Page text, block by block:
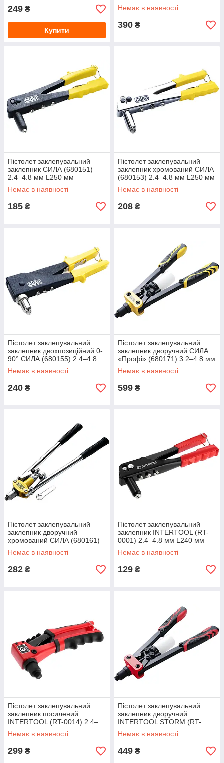
249 ₴
Купити
Немає в наявності
390 ₴
Пістолет заклепувальний
заклепник СИЛА (680151)
2.4–4.8 мм L250 мм
Немає в наявності
185 ₴
Пістолет заклепувальний
заклепник хромований СИЛА
(680153) 2.4–4.8 мм L250 мм
Немає в наявності
208 ₴
Пістолет заклепувальний
заклепник двохпозиційний 0-
90° СИЛА (680155) 2.4–4.8
мм L260 мм
Немає в наявності
240 ₴
Пістолет заклепувальний
заклепник дворучний СИЛА
«Профі» (680171) 3.2–4.8 мм
L320 мм
Немає в наявності
599 ₴
Пістолет заклепувальний
заклепник дворучний
хромований СИЛА (680161)
3.2–4.8 мм L420 мм
Немає в наявності
282 ₴
Пістолет заклепувальний
заклепник INTERTOOL (RT-
0001) 2.4–4.8 мм L240 мм
Немає в наявності
129 ₴
Пістолет заклепувальний
заклепник посилений
INTERTOOL (RT-0014) 2.4–
4.8 мм L215 мм
Немає в наявності
299 ₴
Пістолет заклепувальний
заклепник дворучний
INTERTOOL STORM (RT-
0017) 2.4–4.8 мм L330 мм
Немає в наявності
449 ₴